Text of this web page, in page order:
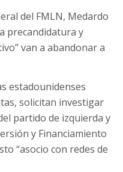
del FMLN, Medardo
precandidatura y
van a abandonar a
estadounidenses
solicitan investigar
partido de izquierda y
y Financiamiento
“asocio con redes de